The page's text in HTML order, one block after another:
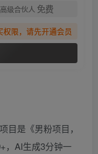
高级合伙人 免费
权限，请先开通会员
目是《男粉项目，
，AI生成3分钟一